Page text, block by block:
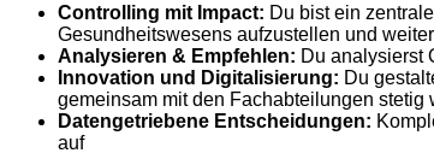
Controlling mit Impact: Du bist ein
Gesundheitswesens aufzustellen und
Analysieren & Empfehlen: Du analysierst
Innovation und Digitalisierung: Du
gemeinsam mit den Fachabteilungen stetig
Datengetriebene Entscheidungen:
auf